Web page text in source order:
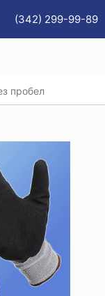
(342) 299-99-89